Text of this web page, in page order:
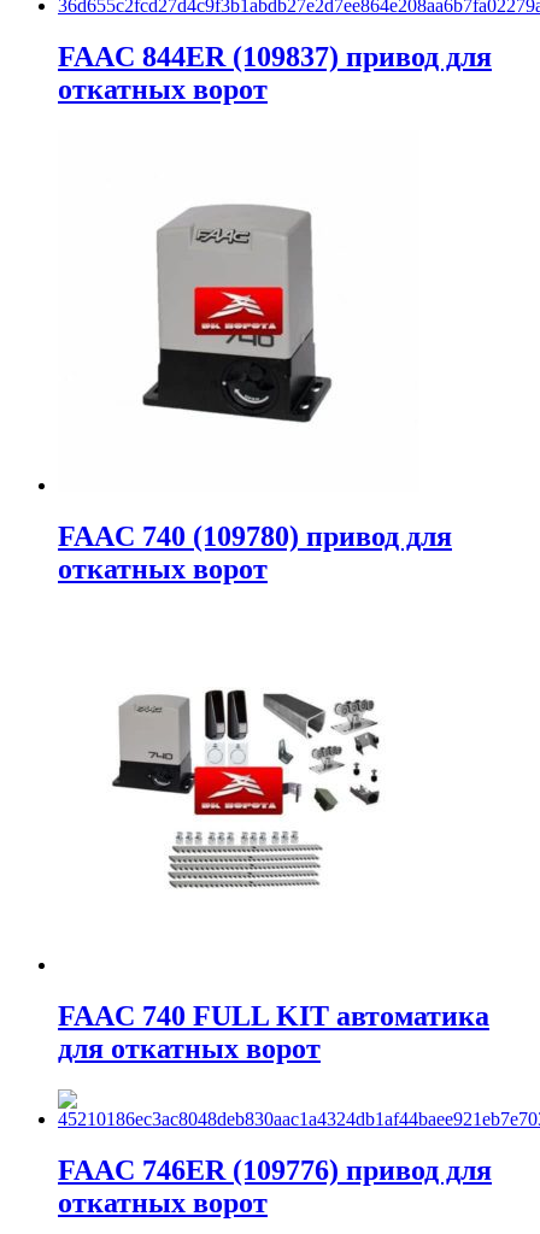
FAAC 844ER (109837) привод для
откатных ворот
FAAC 740 (109780) привод для
откатных ворот
FAAC 740 FULL KIT автоматика
для откатных ворот
FAAC 746ER (109776) привод для
откатных ворот